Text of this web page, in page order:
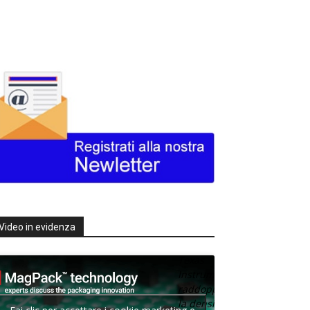
in evidenza
Texas
raddoppia
la densità